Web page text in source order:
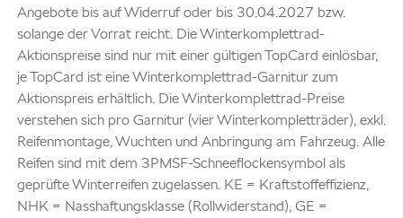
Angebote bis auf Widerruf oder bis 30.04.2027 bzw.
solange der Vorrat reicht. Die Winterkomplettrad-
Aktionspreise sind nur mit einer gültigen TopCard einlösbar,
je TopCard ist eine Winterkomplettrad-Garnitur zum
Aktionspreis erhältlich. Die Winterkomplettrad-Preise
verstehen sich pro Garnitur (vier Winterkompletträder), exkl.
Reifenmontage, Wuchten und Anbringung am Fahrzeug. Alle
Reifen sind mit dem 3PMSF-Schneeflockensymbol als
geprüfte Winterreifen zugelassen. KE = Kraftstoffeffizienz,
NHK = Nasshaftungsklasse (Rollwiderstand), GE =